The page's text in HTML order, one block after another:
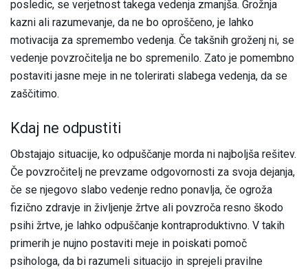
posledic, se verjetnost takega vedenja zmanjša. Grožnja
kazni ali razumevanje, da ne bo oproščeno, je lahko
motivacija za spremembo vedenja. Če takšnih groženj ni, se
vedenje povzročitelja ne bo spremenilo. Zato je pomembno
postaviti jasne meje in ne tolerirati slabega vedenja, da se
zaščitimo.
Kdaj ne odpustiti
Obstajajo situacije, ko odpuščanje morda ni najboljša rešitev.
Če povzročitelj ne prevzame odgovornosti za svoja dejanja,
če se njegovo slabo vedenje redno ponavlja, če ogroža
fizično zdravje in življenje žrtve ali povzroča resno škodo
psihi žrtve, je lahko odpuščanje kontraproduktivno. V takih
primerih je nujno postaviti meje in poiskati pomoč
psihologa, da bi razumeli situacijo in sprejeli pravilne